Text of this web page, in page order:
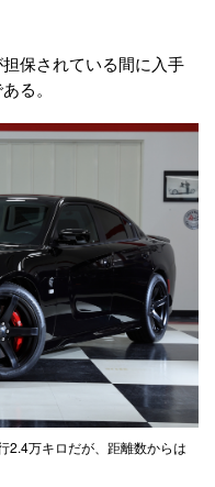
保されている間に入手
る。
2.4万キロだが、距離数からは